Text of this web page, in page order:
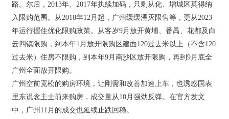
路。尔后，2013年、2017年执续加码，只剩从化、增城区莫得纳
入限购范围。从2018年12月起，广州缓缓湮灭限售等，更从2023
年运行握住优化限购政策。从客岁9月放开黄埔、番禺、花都及白
云四镇限购，到本年1月放开限购区建面120过去米以上（不含120
过去米）住房不限购，到本年9月南沙区放开限购，再到9月底全
广州全面放开限购。
广州空前宽松的购房环境，让刚需和改善加速上车，也诱惑国表
里东说念主士前来购房，成交量从10月强劲反弹。在官方发文
中，广州11月的成交也延续止跌回稳。